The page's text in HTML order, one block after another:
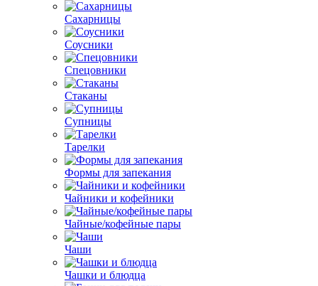
Сахарницы
Соусники
Спецовники
Стаканы
Супницы
Тарелки
Формы для запекания
Чайники и кофейники
Чайные/кофейные пары
Чаши
Чашки и блюдца